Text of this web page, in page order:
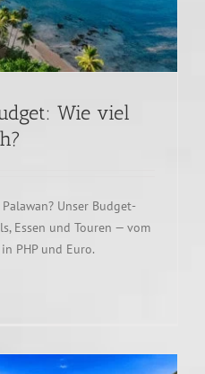
Wie viel
Unser Budget-
Essen und Touren — vom
PHP und Euro.